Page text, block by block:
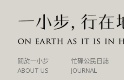
SKIP
TO
關於一小步
ABOUT US
忙碌公民日誌
JOURNAL